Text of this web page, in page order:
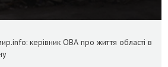
керівник ОВА про життя області в